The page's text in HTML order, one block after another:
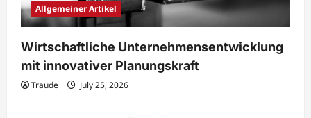
Allgemeiner Artikel
Wirtschaftliche Unternehmensentwicklung
mit innovativer Planungskraft
Traude July 25, 2026